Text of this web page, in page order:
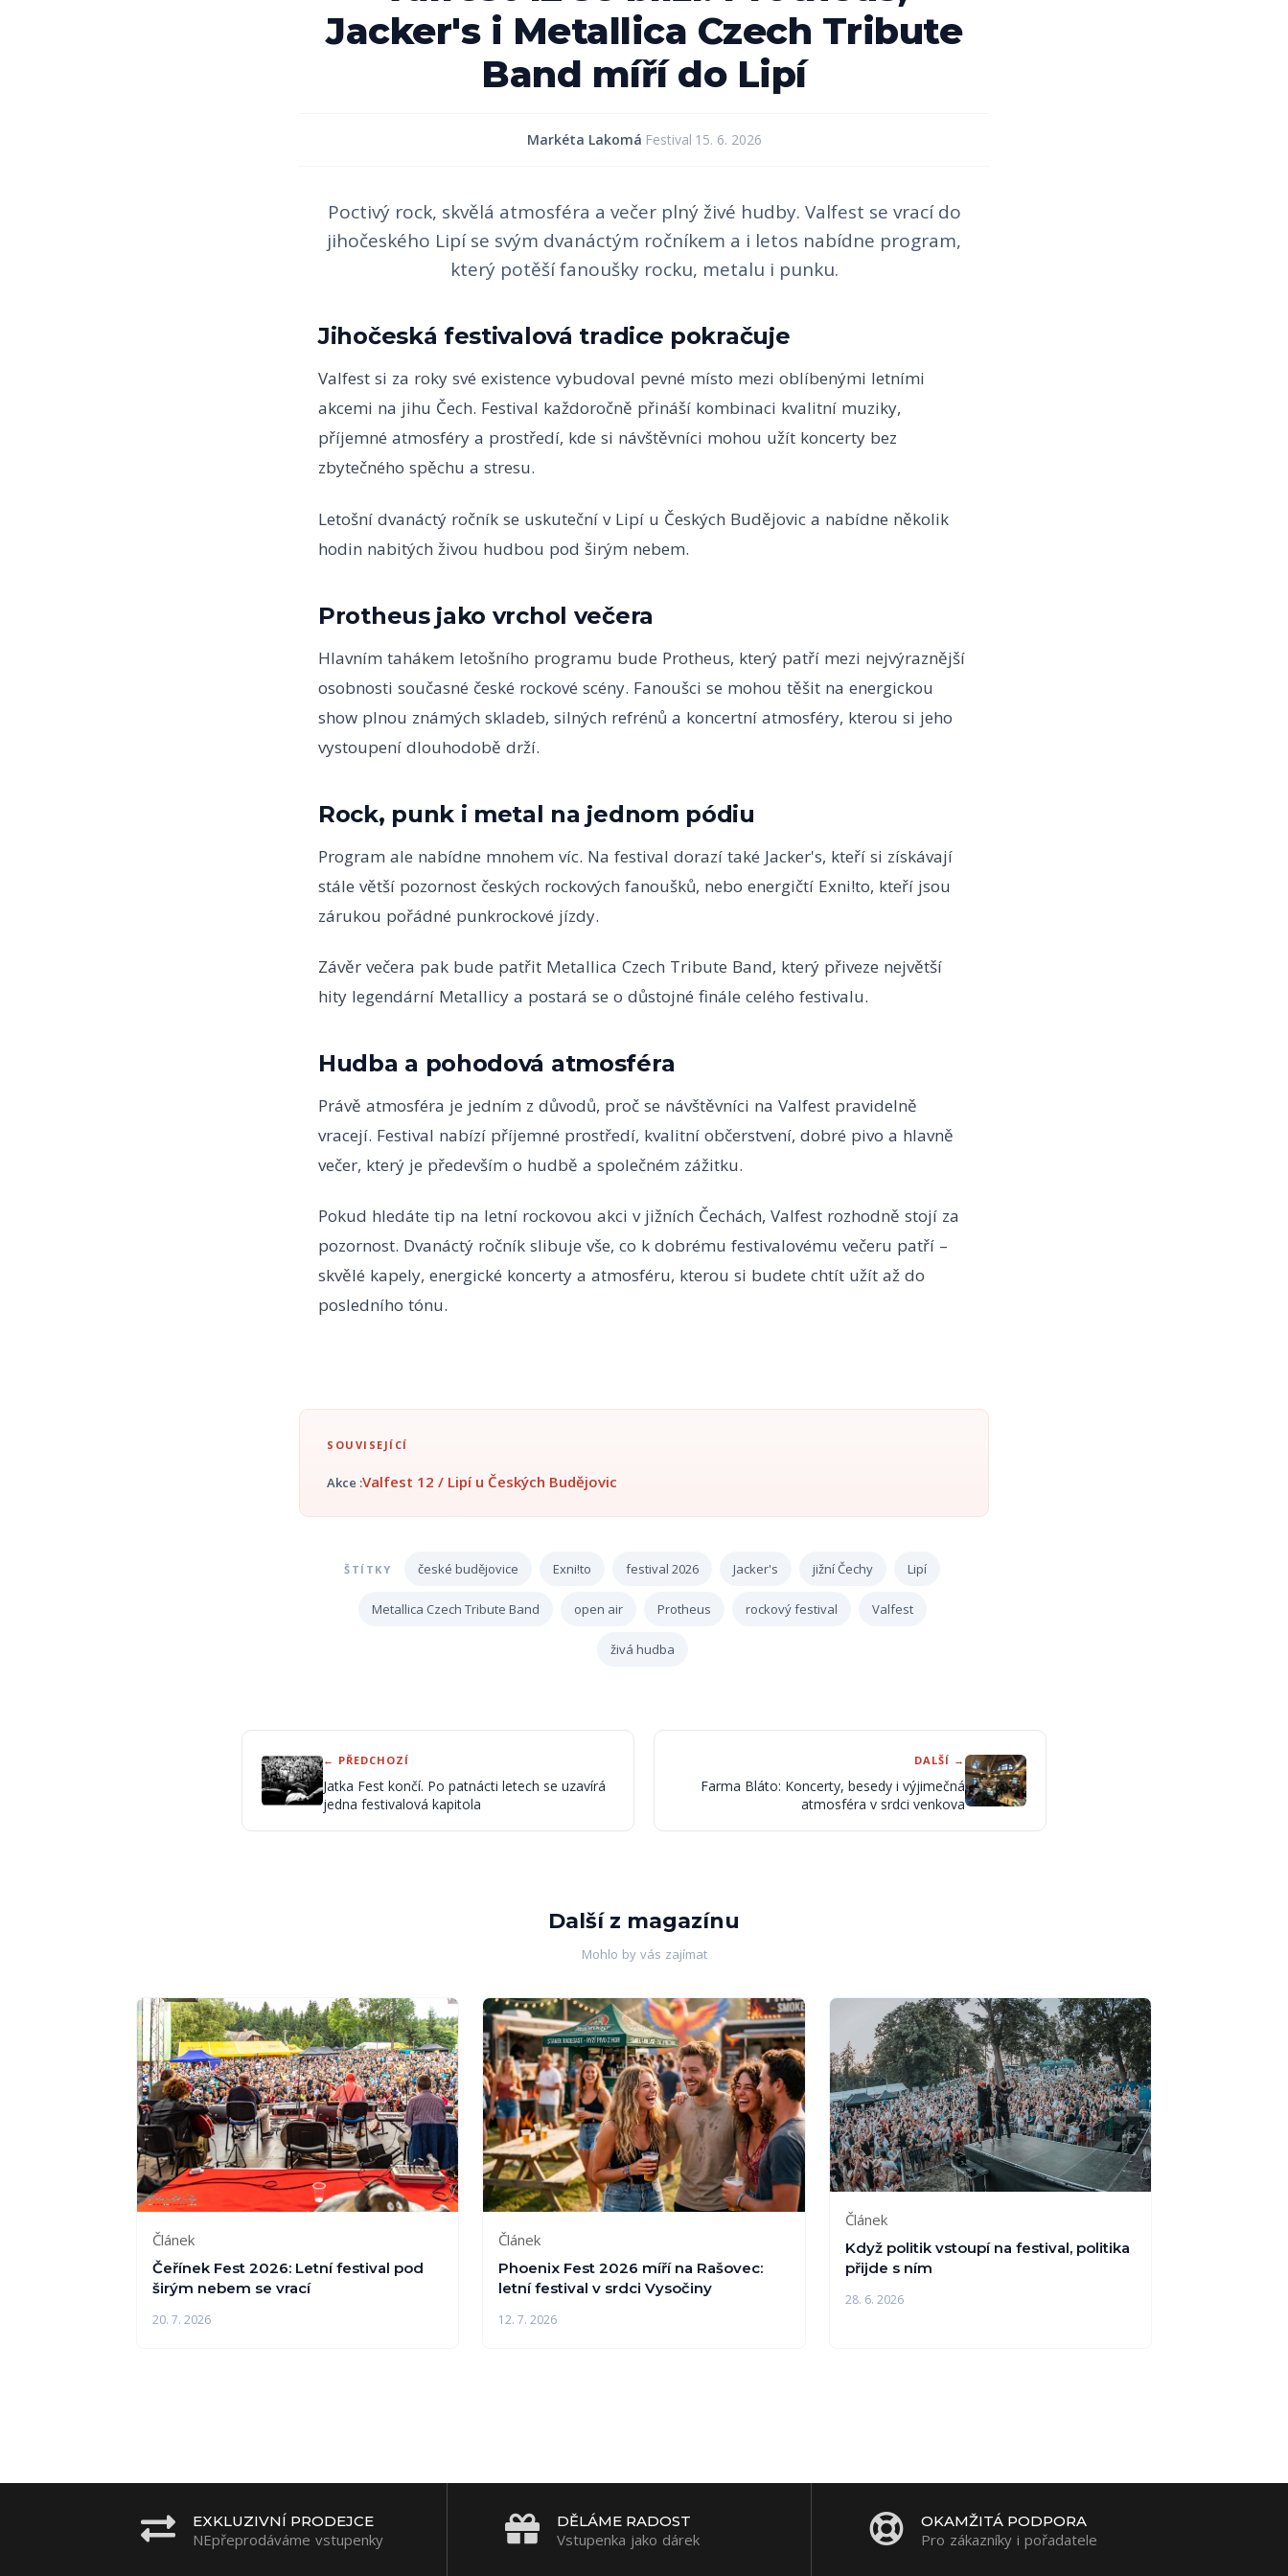
Jacker's i Metallica Czech Tribute
Band míří do Lipí
Markéta Lakomá Festival 15. 6. 2026
Poctivý rock, skvělá atmosféra a večer plný živé hudby. Valfest se vrací do
jihočeského Lipí se svým dvanáctým ročníkem a i letos nabídne program,
který potěší fanoušky rocku, metalu i punku.
Jihočeská festivalová tradice pokračuje
Valfest si za roky své existence vybudoval pevné místo mezi oblíbenými letními
akcemi na jihu Čech. Festival každoročně přináší kombinaci kvalitní muziky,
příjemné atmosféry a prostředí, kde si návštěvníci mohou užít koncerty bez
zbytečného spěchu a stresu.
Letošní dvanáctý ročník se uskuteční v Lipí u Českých Budějovic a nabídne několik
hodin nabitých živou hudbou pod širým nebem.
Protheus jako vrchol večera
Hlavním tahákem letošního programu bude Protheus, který patří mezi nejvýraznější
osobnosti současné české rockové scény. Fanoušci se mohou těšit na energickou
show plnou známých skladeb, silných refrénů a koncertní atmosféry, kterou si jeho
vystoupení dlouhodobě drží.
Rock, punk i metal na jednom pódiu
Program ale nabídne mnohem víc. Na festival dorazí také Jacker's, kteří si získávají
stále větší pozornost českých rockových fanoušků, nebo energičtí Exni!to, kteří jsou
zárukou pořádné punkrockové jízdy.
Závěr večera pak bude patřit Metallica Czech Tribute Band, který přiveze největší
hity legendární Metallicy a postará se o důstojné finále celého festivalu.
Hudba a pohodová atmosféra
Právě atmosféra je jedním z důvodů, proč se návštěvníci na Valfest pravidelně
vracejí. Festival nabízí příjemné prostředí, kvalitní občerstvení, dobré pivo a hlavně
večer, který je především o hudbě a společném zážitku.
Pokud hledáte tip na letní rockovou akci v jižních Čechách, Valfest rozhodně stojí za
pozornost. Dvanáctý ročník slibuje vše, co k dobrému festivalovému večeru patří –
skvělé kapely, energické koncerty a atmosféru, kterou si budete chtít užít až do
posledního tónu.
SOUVISEJÍCÍ
Akce :Valfest 12 / Lipí u Českých Budějovic
ŠTÍTKY české budějovice Exni!to festival 2026 Jacker's jižní Čechy Lipí
Metallica Czech Tribute Band open air Protheus rockový festival Valfest
živá hudba
← PŘEDCHOZÍ
Jatka Fest končí. Po patnácti letech se uzavírá
jedna festivalová kapitola
DALŠÍ →
Farma Bláto: Koncerty, besedy i výjimečná
atmosféra v srdci venkova
Další z magazínu
Mohlo by vás zajímat
Článek
Čeřínek Fest 2026: Letní festival pod
širým nebem se vrací
20. 7. 2026
Článek
Phoenix Fest 2026 míří na Rašovec:
letní festival v srdci Vysočiny
12. 7. 2026
Článek
Když politik vstoupí na festival, politika
přijde s ním
28. 6. 2026
EXKLUZIVNÍ PRODEJCE
NEpřeprodáváme vstupenky
DĚLÁME RADOST
Vstupenka jako dárek
OKAMŽITÁ PODPORA
Pro zákazníky i pořadatele